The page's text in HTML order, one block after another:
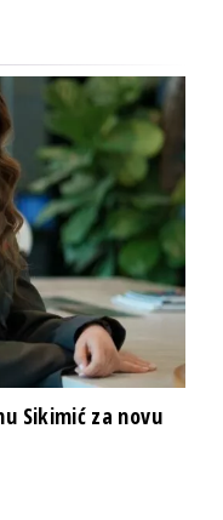
Sikimić za novu